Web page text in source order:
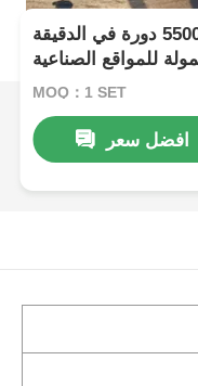
محرك توليد محول البنزين 5500 دورة في الدقيقة
للمواقع الصناعية
في الهواء الطلق
MOQ：1 SET
افضل سعر